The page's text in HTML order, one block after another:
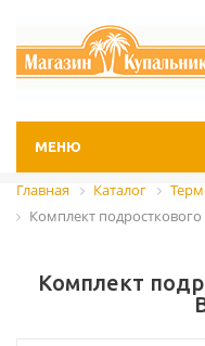
МЕНЮ
Главная Каталог
Комплект подросткового
Комплект